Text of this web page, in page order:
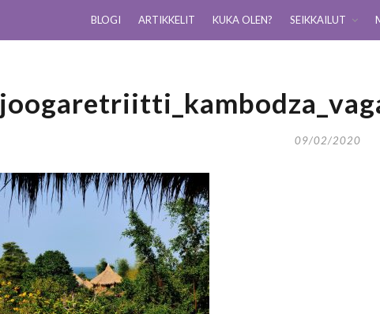
BLOGI ARTIKKELIT KUKA OLEN? SEIKKAILUT
09/02/2020